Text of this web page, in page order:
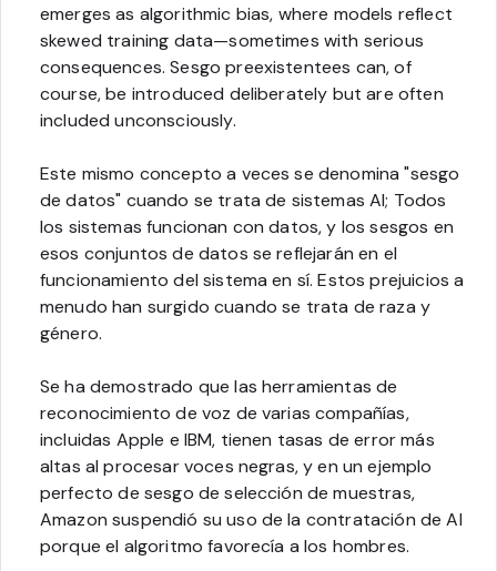
emerges as algorithmic bias, where models reflect
skewed training data—sometimes with serious
consequences. Sesgo preexistentees can, of
course, be introduced deliberately but are often
included unconsciously.
Este mismo concepto a veces se denomina "sesgo
de datos" cuando se trata de sistemas AI; Todos
los sistemas funcionan con datos, y los sesgos en
esos conjuntos de datos se reflejarán en el
funcionamiento del sistema en sí. Estos prejuicios a
menudo han surgido cuando se trata de raza y
género.
Se ha demostrado que las herramientas de
reconocimiento de voz de varias compañías,
incluidas Apple e IBM, tienen tasas de error más
altas al procesar voces negras, y en un ejemplo
perfecto de sesgo de selección de muestras,
Amazon suspendió su uso de la contratación de AI
porque el algoritmo favorecía a los hombres.